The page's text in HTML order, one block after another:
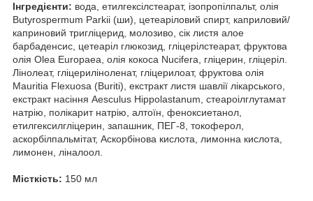
Інгредієнти: вода, етилгексілстеарат, ізопропілпальт, олія
Butyrospermum Parkii (ши), цетеаріловий спирт, каприловий/
каприновий тригліцерид, молозиво, сік листя алое
барбаденсис, цетеаріл глюкозид, гліцерілстеарат, фруктова
олія Olea Europaea, олія кокоса Nucifera, гліцерин, гліцеріл.
Лінолеат, гліцериліноленат, гліцерилоат, фруктова олія
Mauritia Flexuosa (Buriti), екстракт листя шавлії лікарського,
екстракт насіння Aesculus Hippolastanum, стеароілглутамат
натрію, полікарит натрію, алтоїн, феноксиетанол,
етилгексилгліцерин, запашник, ПЕГ-8, токоферол,
аскорбілпальмітат, Аскорбінова кислота, лимонна кислота,
лимонен, ліналоол.
Місткість: 150 мл